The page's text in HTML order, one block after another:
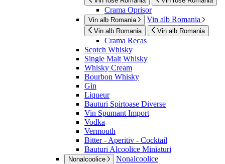
Crama Oprisor
Vin alb Romania Vin alb Romania
Vin alb Romania Vin alb Romania
Crama Recas
Scotch Whisky
Single Malt Whisky
Whisky Cream
Bourbon Whisky
Gin
Liqueur
Bauturi Spirtoase Diverse
Vin Spumant Import
Vodka
Vermouth
Bitter - Aperitiv - Cocktail
Bauturi Alcoolice Miniaturi
Nonalcoolice Nonalcoolice